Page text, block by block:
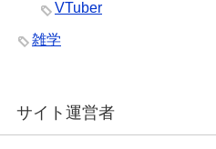
VTuber
雑学
サイト運営者